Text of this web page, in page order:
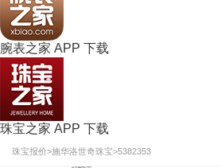
腕表之家 APP 下载
珠宝之家 APP 下载
珠宝报价>施华洛世奇珠宝>5382353